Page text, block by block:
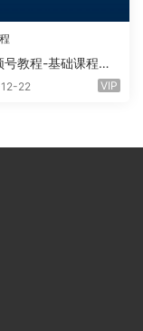
号教程-基础课程、
22 VIP